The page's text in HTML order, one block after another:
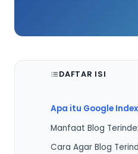
DAFTAR ISI
Apa itu Google
Manfaat Blog
1. Meningkatkan
Cara Agar Blog